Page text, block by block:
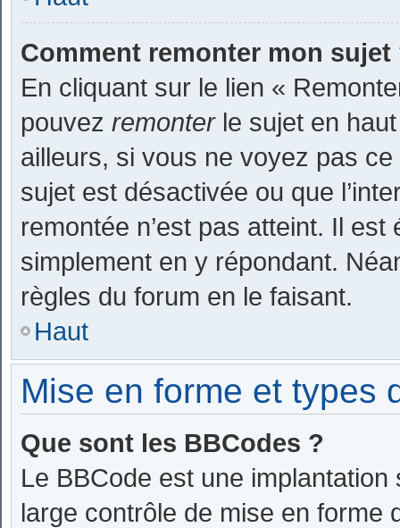
Comment remonter mon sujet
En cliquant sur le lien «
pouvez remonterle sujet en
ailleurs, si vous ne voyez pas
sujet est désactivée ou que
remontée n’est pas atteint. Il
simplement en y répondant.
règles du forum en le faisant.
Haut
Mise en forme et types
Que sont les BBCodes ?
Le BBCode est une
large contrôle de mise en forme